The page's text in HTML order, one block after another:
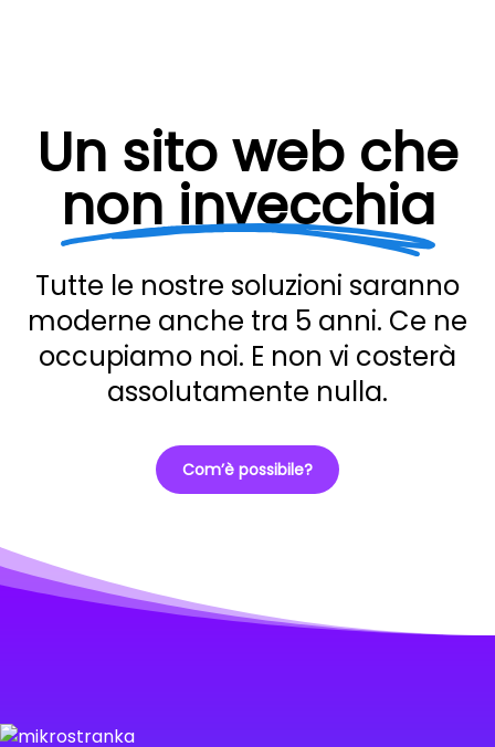
Un sito web che
non invecchia
Tutte le nostre soluzioni saranno
moderne anche tra 5 anni. Ce ne
occupiamo noi. E non vi costerà
assolutamente nulla.
Com’è possibile?